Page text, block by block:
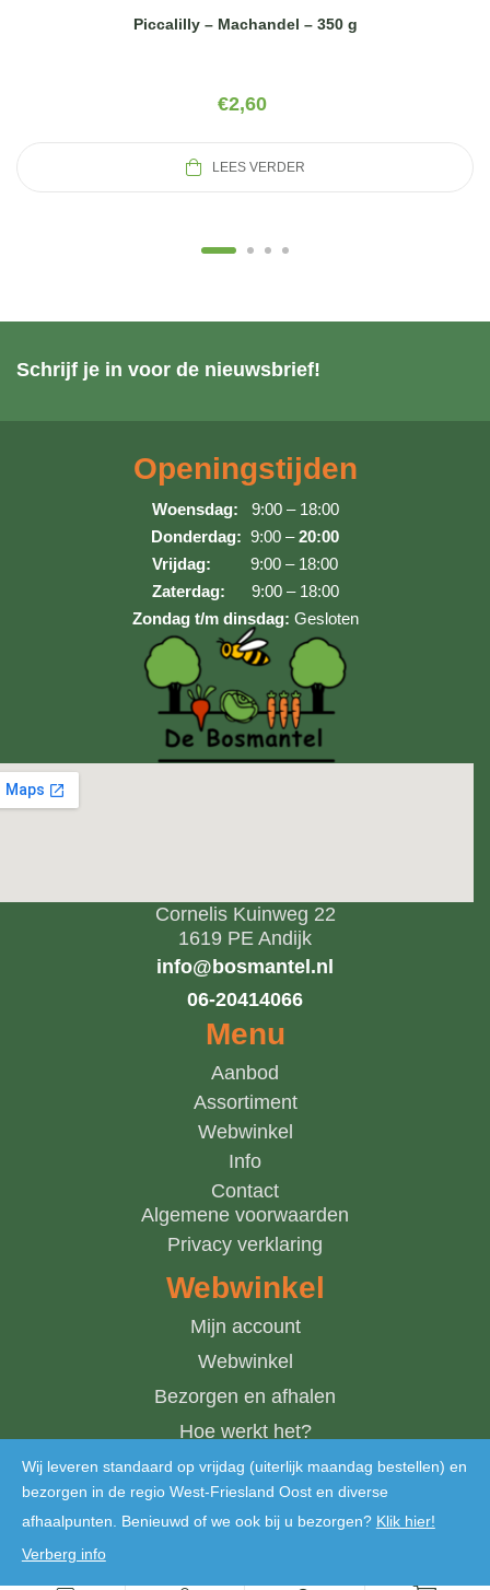
Piccalilly – Machandel – 350 g
€2,60
LEES VERDER
Schrijf je in voor de nieuwsbrief!
Openingstijden
Woensdag: 9:00 – 18:00
Donderdag: 9:00 –20:00
Vrijdag: 9:00 – 18:00
Zaterdag: 9:00 – 18:00
Zondag t/m dinsdag: Gesloten
Cornelis Kuinweg 22
1619 PE Andijk
info@bosmantel.nl
06-20414066
Menu
Aanbod
Assortiment
Webwinkel
Info
Contact
Algemene voorwaarden
Privacy verklaring
Webwinkel
Mijn account
Webwinkel
Bezorgen en afhalen
Hoe werkt het?
Winkelwagen
Wij leveren standaard op vrijdag (uiterlijk maandag bestellen) en
bezorgen in de regio West-Friesland Oost en diverse
afhaalpunten. Benieuwd of we ook bij u bezorgen? Klik hier!
Verberg info